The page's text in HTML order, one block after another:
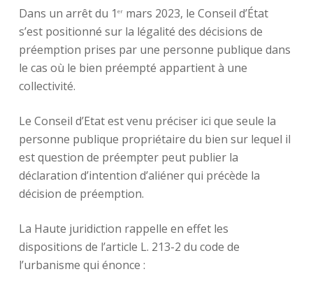
Dans un arrêt du 1 ermars 2023, le Conseil d’État
s’est positionné sur la légalité des décisions de
préemption prises par une personne publique dans
le cas où le bien préempté appartient à une
collectivité.
Le Conseil d’Etat est venu préciser ici que seule la
personne publique propriétaire du bien sur lequel il
est question de préempter peut publier la
déclaration d’intention d’aliéner qui précède la
décision de préemption.
La Haute juridiction rappelle en effet les
dispositions de l’article L. 213-2 du code de
l’urbanisme qui énonce :